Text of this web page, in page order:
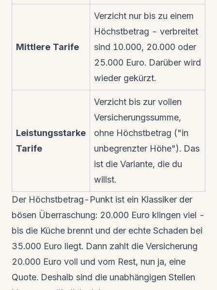
Mittlere Tarife
Verzicht nur bis zu einem
Höchstbetrag - verbreitet
sind 10.000, 20.000 oder
25.000 Euro. Darüber wird
wieder gekürzt.
Leistungsstarke
Tarife
Verzicht bis zur vollen
Versicherungssumme,
ohne Höchstbetrag ("in
unbegrenzter Höhe"). Das
ist die Variante, die du
willst.
Der Höchstbetrag-Punkt ist ein Klassiker der
bösen Überraschung: 20.000 Euro klingen viel -
bis die Küche brennt und der echte Schaden bei
35.000 Euro liegt. Dann zahlt die Versicherung
20.000 Euro voll und vom Rest, nun ja, eine
Quote. Deshalb sind die unabhängigen Stellen